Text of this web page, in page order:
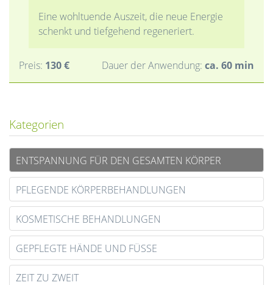
Eine wohltuende Auszeit, die neue Energie
schenkt und tiefgehend regeneriert.
Dauer der Anwendung: ca. 60 min
Preis: 130 €
Kategorien
ENTSPANNUNG FÜR DEN GESAMTEN KÖRPER
PFLEGENDE KÖRPERBEHANDLUNGEN
KOSMETISCHE BEHANDLUNGEN
GEPFLEGTE HÄNDE UND FÜSSE
ZEIT ZU ZWEIT